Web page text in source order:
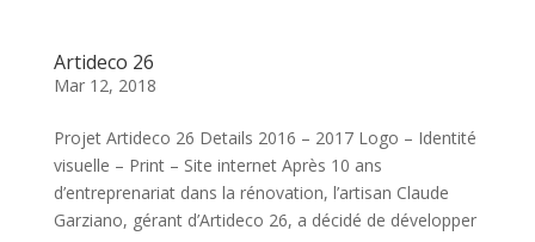
Artideco 26
Mar 12, 2018
Projet Artideco 26 Details 2016 – 2017 Logo – Identité
visuelle – Print – Site internet Après 10 ans
d’entreprenariat dans la rénovation, l’artisan Claude
Garziano, gérant d’Artideco 26, a décidé de développer